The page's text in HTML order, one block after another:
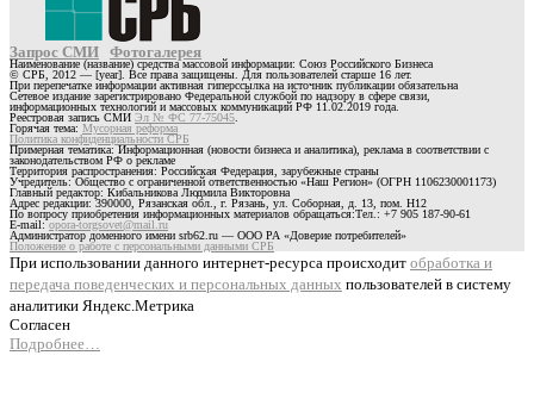
Запрос СМИ Фотогалерея
Наименование (название) средства массовой информации: Союз Российского Бизнеса
© СРБ, 2012 — [year]. Все права защищены. Для пользователей старше 16 лет.
При перепечатке информации активная гиперссылка на источник публикации обязательна
Сетевое издание зарегистрировано Федеральной службой по надзору в сфере связи,
информационных технологий и массовых коммуникаций РФ 11.02.2019 года.
Реестровая запись СМИ Эл № ФС 77-75045
Горячая тема: Мусорная реформа
Политика конфиденциальности СРБ
Примерная тематика: Информационная (новости бизнеса и аналитика), реклама в соответствии с
законодательством РФ о рекламе
Территория распространения: Российская Федерация, зарубежные страны
Учредитель: Общество с ограниченной ответственностью «Наш Регион» (ОГРН 1106230001173)
Главный редактор: Кибальникова Людмила Викторовна
Адрес редакции: 390000, Рязанская обл., г. Рязань, ул. Соборная, д. 13, пом. Н12
По вопросу приобретения информационных материалов обращаться:Тел.: +7 905 187-90-61
E-mail:opora-torgsovet@mail.ru
Администратор доменного имени srb62.ru — ООО РА «Доверие потребителей»
Положение о работе с персональными данными СРБ
При использовании данного интернет-ресурса происходит обработка и
передача поведенческих и персональных данных пользователей в систему
аналитики Яндекс.Метрика
Согласен
Подробнее…